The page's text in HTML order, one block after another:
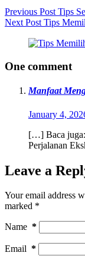
Previous Post Tips
NextPost Tips
One comment
Manfaat
January 4,
[…] Baca
Perjalanan
Leave a
Your email address
marked *
Name *
Email *